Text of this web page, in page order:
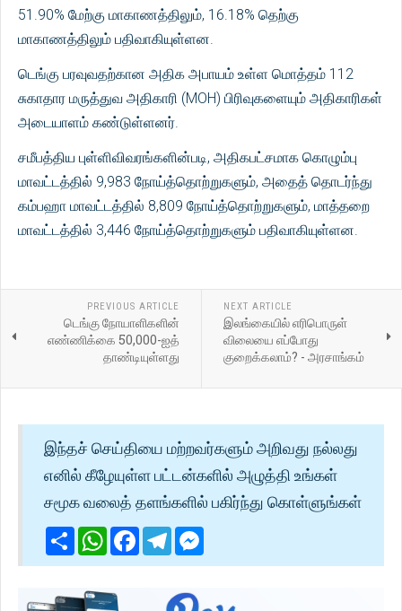
51.90% மேற்கு மாகாணத்திலும், 16.18% தெற்கு
மாகாணத்திலும் பதிவாகியுள்ளன.
டெங்கு பரவுவதற்கான அதிக அபாயம் உள்ள மொத்தம் 112
சுகாதார மருத்துவ அதிகாரி (MOH) பிரிவுகளையும் அதிகாரிகள்
அடையாளம் கண்டுள்ளனர்.
சமீபத்திய புள்ளிவிவரங்களின்படி, அதிகபட்சமாக கொழும்பு
மாவட்டத்தில் 9,983 நோய்த்தொற்றுகளும், அதைத் தொடர்ந்து
கம்பஹா மாவட்டத்தில் 8,809 நோய்த்தொற்றுகளும், மாத்தறை
மாவட்டத்தில் 3,446 நோய்த்தொற்றுகளும் பதிவாகியுள்ளன.
PREVIOUS ARTICLE
டெங்கு நோயாளிகளின்
எண்ணிக்கை 50,000-ஐத்
தாண்டியுள்ளது
NEXT ARTICLE
இலங்கையில் எரிபொருள்
விலையை எப்போது
குறைக்கலாம்? - அரசாங்கம்
இந்தச் செய்தியை மற்றவர்களும் அறிவது நல்லது
எனில் கீழேயுள்ள பட்டன்களில் அழுத்தி உங்கள்
சமூக வலைத் தளங்களில் பகிர்ந்து கொள்ளுங்கள்
ShareWhatsApp
Facebook
Telegram